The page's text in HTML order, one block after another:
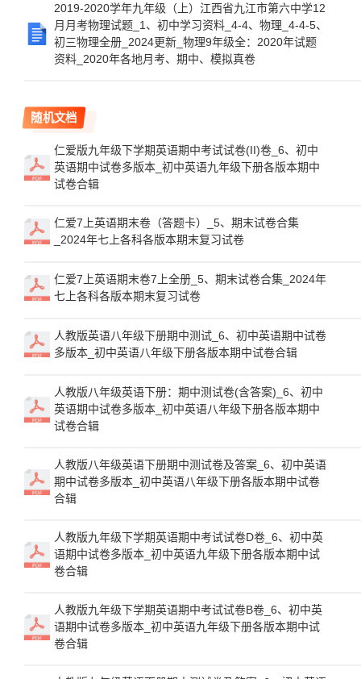
2019-2020学年九年级（上）江西省九江市第六中学12
月月考物理试题_1、初中学习资料_4-4、物理_4-4-5、
初三物理全册_2024更新_物理9年级全：2020年试题
资料_2020年各地月考、期中、模拟真卷
随机文档
仁爱版九年级下学期英语期中考试试卷(II)卷_6、初中
英语期中试卷多版本_初中英语九年级下册各版本期中
试卷合辑
仁爱7上英语期末卷（答题卡）_5、期末试卷合集
_2024年七上各科各版本期末复习试卷
仁爱7上英语期末卷7上全册_5、期末试卷合集_2024年
七上各科各版本期末复习试卷
人教版英语八年级下册期中测试_6、初中英语期中试卷
多版本_初中英语八年级下册各版本期中试卷合辑
人教版八年级英语下册：期中测试卷(含答案)_6、初中
英语期中试卷多版本_初中英语八年级下册各版本期中
试卷合辑
人教版八年级英语下册期中测试卷及答案_6、初中英语
期中试卷多版本_初中英语八年级下册各版本期中试卷
合辑
人教版九年级下学期英语期中考试试卷D卷_6、初中英
语期中试卷多版本_初中英语九年级下册各版本期中试
卷合辑
人教版九年级下学期英语期中考试试卷B卷_6、初中英
语期中试卷多版本_初中英语九年级下册各版本期中试
卷合辑